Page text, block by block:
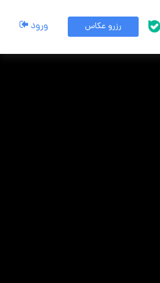
رزرو عکاس ورود